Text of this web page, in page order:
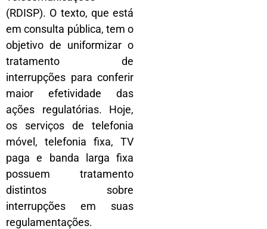
(RDISP). O texto, que está
em consulta pública, tem o
objetivo de uniformizar o
tratamento de
interrupções para conferir
maior efetividade das
ações regulatórias. Hoje,
os serviços de telefonia
móvel, telefonia fixa, TV
paga e banda larga fixa
possuem tratamento
distintos sobre
interrupções em suas
regulamentações.